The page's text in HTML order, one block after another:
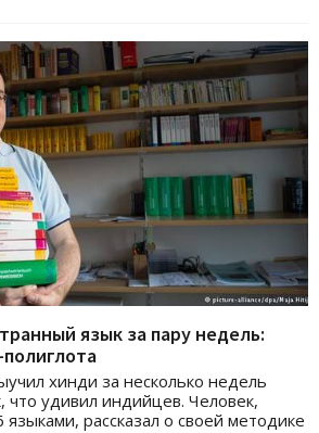
язык за пару недель:
хинди за несколько недель
что удивил индийцев. Человек,
рассказал о своей методике